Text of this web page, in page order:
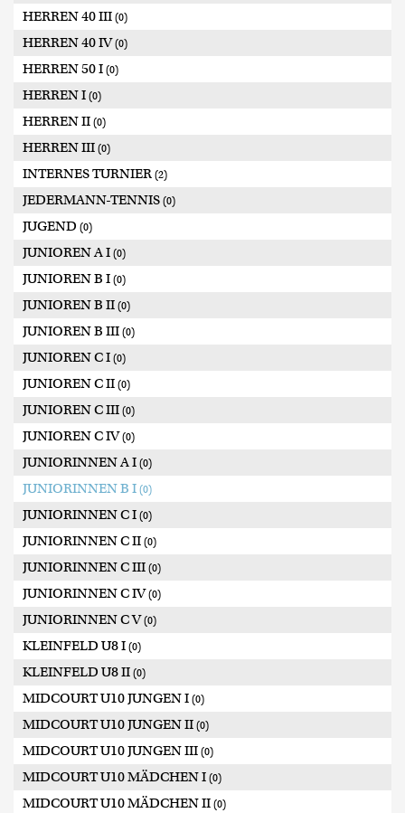
HERREN 40 III (0)
HERREN 40 IV(0)
HERREN 50 I (0)
HERREN I (0)
HERREN II (0)
HERREN III (0)
INTERNES TURNIER (2)
JEDERMANN-TENNIS (0)
JUGEND (0)
JUNIOREN A I (0)
JUNIOREN B I (0)
JUNIOREN B II (0)
JUNIOREN B III (0)
JUNIOREN C I (0)
JUNIOREN C II (0)
JUNIOREN C III (0)
JUNIOREN C IV(0)
JUNIORINNEN A I (0)
JUNIORINNEN B I (0)
JUNIORINNEN C I (0)
JUNIORINNEN C II (0)
JUNIORINNEN C III (0)
JUNIORINNEN C IV(0)
JUNIORINNEN C V(0)
KLEINFELD U8 I (0)
KLEINFELD U8 II (0)
MIDCOURT U10 JUNGEN I (0)
MIDCOURT U10 JUNGEN II (0)
MIDCOURT U10 JUNGEN III (0)
MIDCOURT U10 MÄDCHEN I (0)
MIDCOURT U10 MÄDCHEN II (0)